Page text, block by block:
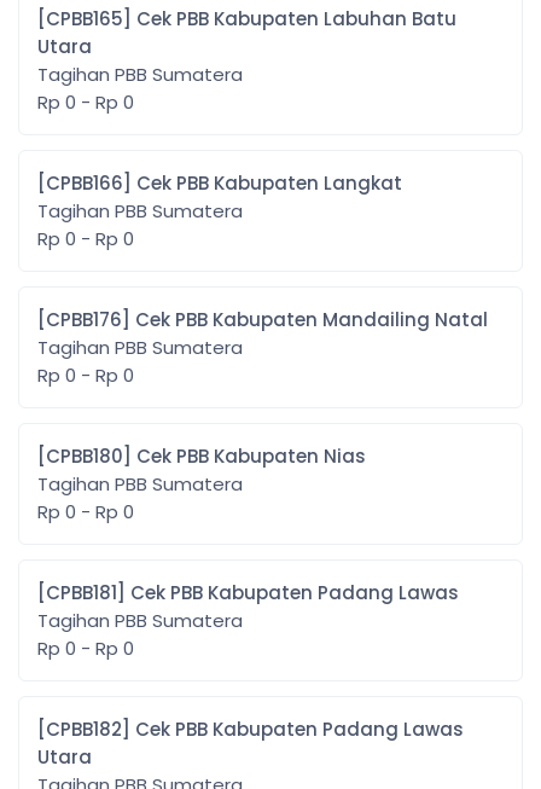
[CPBB165] Cek PBB Kabupaten Labuhan Batu
Utara
Tagihan PBB Sumatera
Rp 0 - Rp 0
[CPBB166] Cek PBB Kabupaten Langkat
Tagihan PBB Sumatera
Rp 0 - Rp 0
[CPBB176] Cek PBB Kabupaten Mandailing Natal
Tagihan PBB Sumatera
Rp 0 - Rp 0
[CPBB180] Cek PBB Kabupaten Nias
Tagihan PBB Sumatera
Rp 0 - Rp 0
[CPBB181] Cek PBB Kabupaten Padang Lawas
Tagihan PBB Sumatera
Rp 0 - Rp 0
[CPBB182] Cek PBB Kabupaten Padang Lawas
Utara